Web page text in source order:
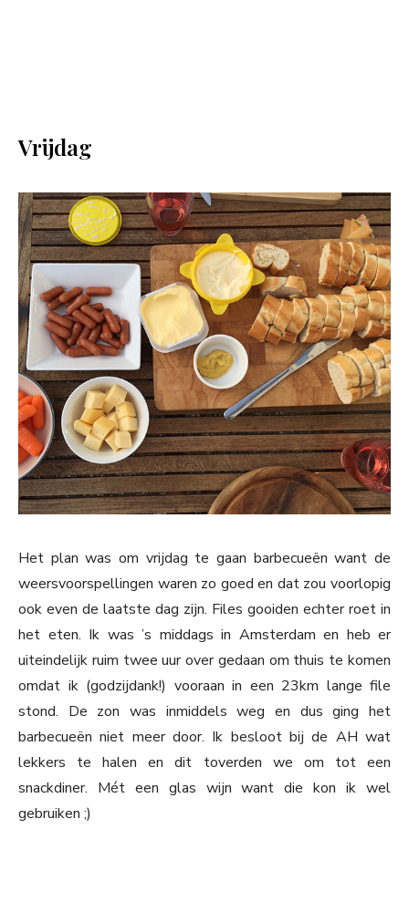
Vrijdag
Het plan was om vrijdag te gaan barbecueën want de
weersvoorspellingen waren zo goed en dat zou voorlopig
ook even de laatste dag zijn. Files gooiden echter roet in
het eten. Ik was ’s middags in Amsterdam en heb er
uiteindelijk ruim twee uur over gedaan om thuis te komen
omdat ik (godzijdank!) vooraan in een 23km lange file
stond. De zon was inmiddels weg en dus ging het
barbecueën niet meer door. Ik besloot bij de AH wat
lekkers te halen en dit toverden we om tot een
snackdiner. Mét een glas wijn want die kon ik wel
gebruiken ;)